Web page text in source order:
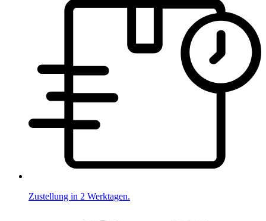
Zustellung in 2 Werktagen.